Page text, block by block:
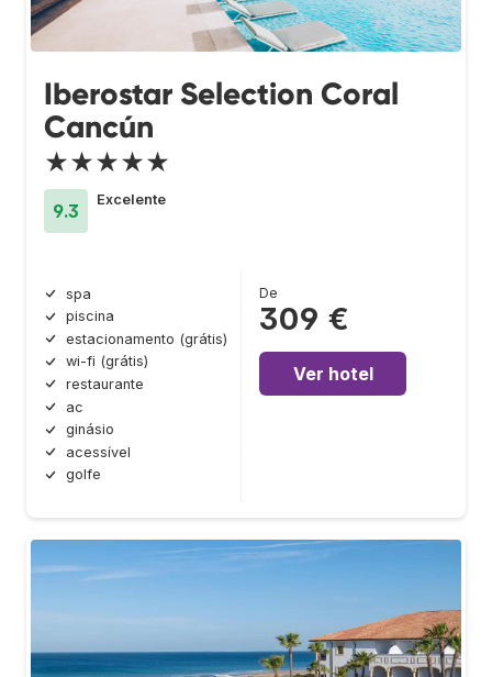
Iberostar Selection Coral
Cancún
★★★★★
9.3
Excelente
spa
piscina
estacionamento (grátis)
wi-fi (grátis)
restaurante
ac
ginásio
acessível
golfe
De
309 €
Ver hotel